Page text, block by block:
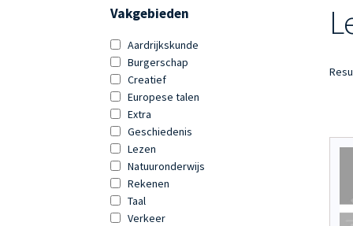
Vakgebieden
Aardrijkskunde
Burgerschap
Creatief
Europese talen
Extra
Geschiedenis
Lezen
Natuuronderwijs
Rekenen
Taal
Verkeer